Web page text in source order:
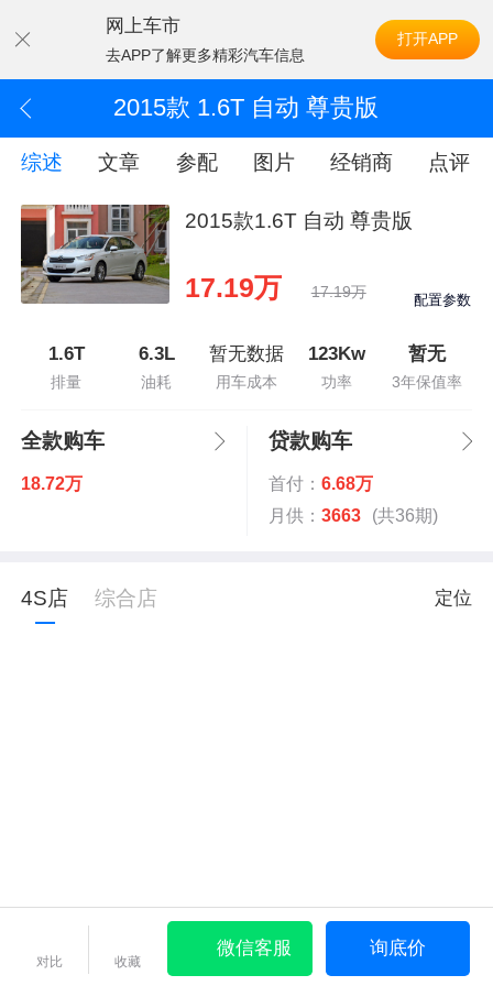
网上车市
去APP了解更多精彩汽车信息
打开APP
2015款 1.6T 自动 尊贵版
综述 文章 参配 图片 经销商 点评
2015款1.6T 自动 尊贵版
17.19万 17.19万 配置参数
1.6T
排量
6.3L
油耗
暂无数据
用车成本
123Kw
功率
暂无
3年保值率
全款购车
18.72万
贷款购车
首付： 6.68万
月供： 3663 (共36期)
4S店 综合店 定位
对比 收藏
微信客服 询底价